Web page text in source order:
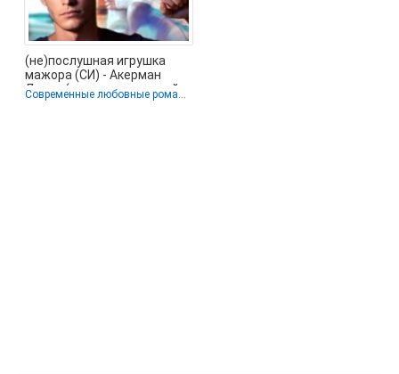
(не)послушная игрушка
мажора (СИ) - Акерман
Лисса (книги серии онлайн
txt, fb2)
Современные любовные романы